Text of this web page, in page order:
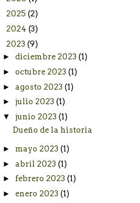
2025 (2)
2024 (3)
2023 (9)
►diciembre 2023(1)
►octubre 2023(1)
►agosto 2023(1)
►julio 2023(1)
▼junio 2023(1)
Dueño de la historia
► mayo 2023(1)
►abril 2023(1)
► febrero 2023(1)
► enero 2023(1)